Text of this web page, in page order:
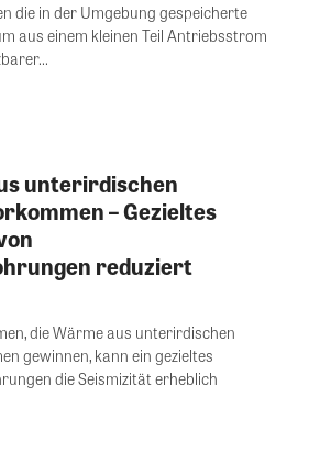
die in der Umgebung gespeicherte
aus einem kleinen Teil Antriebsstrom
unterirdischen
– Gezieltes
reduziert
die Wärme aus unterirdischen
gewinnen, kann ein gezieltes
die Seismizität erheblich